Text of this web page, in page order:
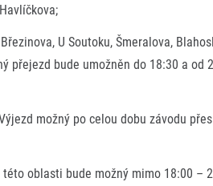
U Soutoku, Šmeralova,
bude umožněn do 18:30 a od
možný po celou dobu závodu
oblasti bude možný mimo 18:00 –